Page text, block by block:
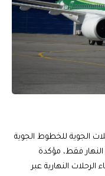
الجوية للخطوط الجوية
فقط، مؤكدة
الرحلات النهارية عبر